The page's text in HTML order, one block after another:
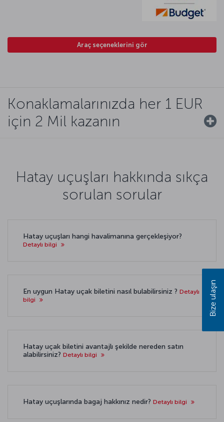
Araç seçeneklerini gör
Konaklamalarınızda her 1 EUR
için 2 Mil kazanın
Hatay uçuşları hakkında sıkça
sorulan sorular
Hatay uçuşları hangi havalimanına gerçekleşiyor?
Detaylı bilgi
En uygun Hatay uçak biletini nasıl bulabilirsiniz ? Detaylı
bilgi
Hatay uçak biletini avantajlı şekilde nereden satın
alabilirsiniz? Detaylı bilgi
Hatay uçuşlarında bagaj hakkınız nedir? Detaylı bilgi
Bize ulaşın